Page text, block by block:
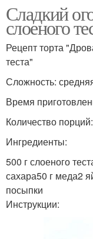
Сладкий
слоеного
Рецепт торта
теста"
Сложность:
Время
Количество
Ингредиенты:
500 г слоеного
сахара50 г меда2
посыпки
Инструкции: